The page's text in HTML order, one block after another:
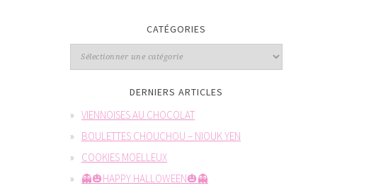
CATÉGORIES
DERNIERS ARTICLES
VIENNOISES AU CHOCOLAT
BOULETTES CHOUCHOU – NIOUK YEN
COOKIES MOELLEUX
👻🎃HAPPY HALLOWEEN🎃👻